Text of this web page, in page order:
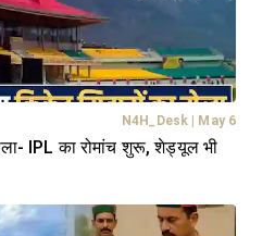
N4H_Desk May 6
IPL का रोमांच शुरू, शेड्यूल भी